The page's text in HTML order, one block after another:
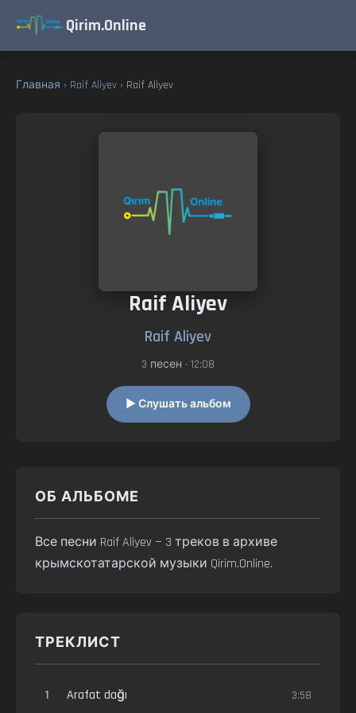
Qirim.Online
Главная › Raif Aliyev › Raif Aliyev
Raif Aliyev
Raif Aliyev
3 песен • 12:08
▶ Слушать альбом
ОБ АЛЬБОМЕ
Все песни Raif Aliyev — 3 треков в архиве
крымскотатарской музыки Qirim.Online.
ТРЕКЛИСТ
1 Arafat dağı 3:58